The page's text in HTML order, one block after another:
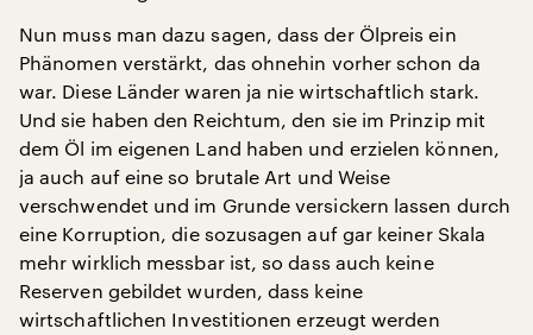
Nun muss man dazu sagen, dass der Ölpreis ein
Phänomen verstärkt, das ohnehin vorher schon da
war. Diese Länder waren ja nie wirtschaftlich stark.
Und sie haben den Reichtum, den sie im Prinzip mit
dem Öl im eigenen Land haben und erzielen können,
ja auch auf eine so brutale Art und Weise
verschwendet und im Grunde versickern lassen durch
eine Korruption, die sozusagen auf gar keiner Skala
mehr wirklich messbar ist, so dass auch keine
Reserven gebildet wurden, dass keine
wirtschaftlichen Investitionen erzeugt werden